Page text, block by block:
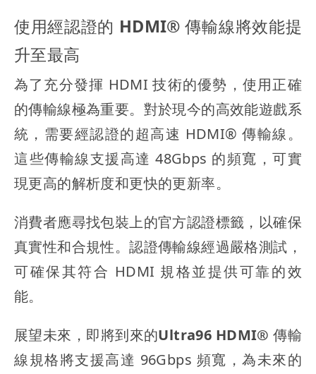
使用經認證的 HDMI® 傳輸線將效能提
升至最高
為了充分發揮 HDMI 技術的優勢，使用正確
的傳輸線極為重要。對於現今的高效能遊戲系
統，需要經認證的超高速 HDMI® 傳輸線。
這些傳輸線支援高達 48Gbps 的頻寬，可實
現更高的解析度和更快的更新率。
消費者應尋找包裝上的官方認證標籤，以確保
真實性和合規性。認證傳輸線經過嚴格測試，
可確保其符合 HDMI 規格並提供可靠的效
能。
展望未來，即將到來的Ultra96 HDMI® 傳輸
線規格將支援高達 96Gbps 頻寬，為未來的